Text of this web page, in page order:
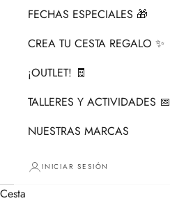
FECHAS ESPECIALES 🎁
CREA TU CESTA REGALO ✨
¡OUTLET! 🧾
TALLERES Y ACTIVIDADES 📅
NUESTRAS MARCAS
INICIAR SESIÓN
Cesta